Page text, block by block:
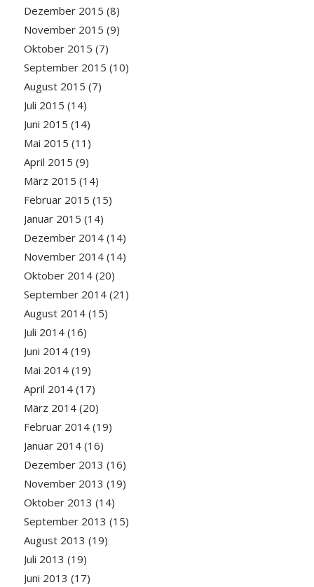
Dezember 2015 (8)
November 2015 (9)
Oktober 2015 (7)
September 2015 (10)
August 2015 (7)
Juli 2015 (14)
Juni 2015 (14)
Mai 2015 (11)
April 2015 (9)
März 2015 (14)
Februar 2015 (15)
Januar 2015 (14)
Dezember 2014(14)
November 2014(14)
Oktober 2014(20)
September 2014(21)
August 2014(15)
Juli 2014(16)
Juni 2014(19)
Mai 2014(19)
April 2014(17)
März 2014(20)
Februar 2014(19)
Januar 2014(16)
Dezember 2013 (16)
November 2013 (19)
Oktober 2013 (14)
September 2013 (15)
August 2013 (19)
Juli 2013 (19)
Juni 2013 (17)